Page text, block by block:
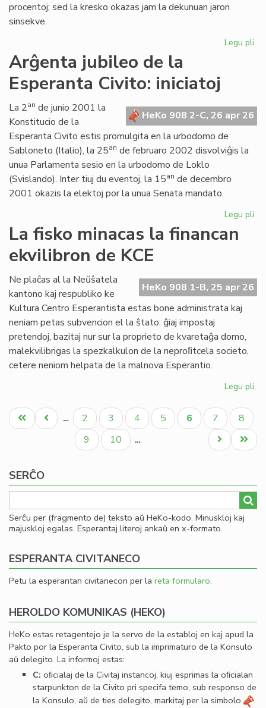
procentoj; sed la kresko okazas jam la dekunuan jaron
sinsekve.
Legu pli
en
Arĝenta jubileo de la
Esperanta Civito: iniciatoj
HeKo 908 2-C, 26 apr 26
La 2an de junio 2001 la
Konstitucio de la
Esperanta Civito estis promulgita en la urbodomo de
Sabloneto (Italio), la 25an de februaro 2002 disvolviĝis la
unua Parlamenta sesio en la urbodomo de Loklo
(Svislando). Inter tiuj du eventoj, la 15an de decembro
2001 okazis la elektoj por la unua Senata mandato.
Legu pli
La fisko minacas la financan
ekvilibron de KCE
HeKo 908 1-B, 25 apr 26
Ne plaĉas al la Neŭŝatela
kantono kaj respubliko ke
Kultura Centro Esperantista estas bone administrata kaj
neniam petas subvencion el la ŝtato: ĝiaj impostaj
pretendoj, bazitaj nur sur la proprieto de kvaretaĝa domo,
malekvilibrigas la spezkalkulon de la neproﬁtcela societo,
cetere neniom helpata de la malnova Esperantio.
Legu pli
la
Pagination
Unua
paĝo
Antaŭa
paĝo
… Paĝo
2 Paĝo
3 Paĝo
4 Paĝo
5
Aktuala
paĝo
6 Paĝo
7 Paĝo
8
Paĝo
9 Paĝo
10 …
Last
page
Next
page
SERĈO
Serĉu per (fragmento de) teksto aŭ HeKo-kodo. Minuskloj kaj
majuskloj egalas. Esperantaj literoj ankaŭ en x-formato.
ESPERANTA CIVITANECO
Petu la esperantan civitanecon per la reta formularo.
HEROLDO KOMUNIKAS (HEKO)
HeKo estas retagentejo je la servo de la establoj en kaj apud la
Pakto por la Esperanta Civito, sub la imprimaturo de la Konsulo
aŭ delegito. La informoj estas:
C: oﬁcialaj de la Civitaj instancoj, kiuj esprimas la oﬁcialan
starpunkton de la Civito pri specifa temo, sub responso de
la Konsulo, aŭ de ties delegito, markitaj per la simbolo
.